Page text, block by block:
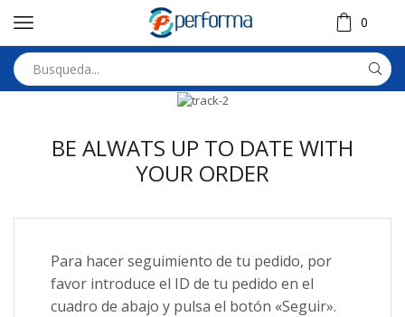
0
BE ALWATS UP TO DATE WITH
YOUR ORDER
Para hacer seguimiento de tu pedido, por
favor introduce el ID de tu pedido en el
cuadro de abajo y pulsa el botón «Seguir».